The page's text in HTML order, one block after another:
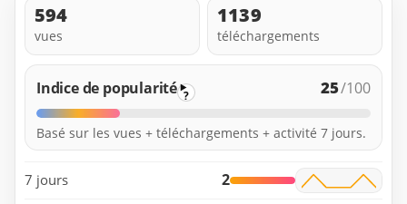
594
vues
1139
téléchargements
Indice de popularité ? 25/100
Basé sur les vues + téléchargements + activité 7 jours.
7 jours 2